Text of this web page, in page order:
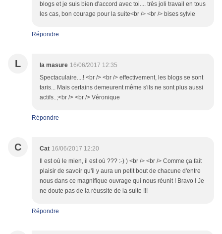
blogs et je suis bien d'accord avec toi.... très joli travail en tous
les cas, bon courage pour la suite<br /> <br /> bises sylvie
Répondre
L la masure 16/06/2017 12:35
Spectaculaire....! <br /> <br /> effectivement, les blogs se sont
taris... Mais certains demeurent même s'ils ne sont plus aussi
actifs..;<br /> <br /> Véronique
Répondre
C Cat 16/06/2017 12:20
Il est où le mien, il est où ??? :-) ) <br /> <br /> Comme ça fait
plaisir de savoir qu'il y aura un petit bout de chacune d'entre
nous dans ce magnifique ouvrage qui nous réunit ! Bravo ! Je
ne doute pas de la réussite de la suite !!!
Répondre